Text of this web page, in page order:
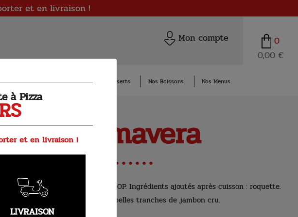
et en livraison !
Mon compte
0
0,00 €
Gratinées Nos Salades Nos Desserts Nos Boissons Nos Menus
à Pizza
et en livraison !
LIVRAISON
Primavera
fraîche, mozzarella di Bufala DOP. Ingrédients ajoutés après cuisson : roquette.
tomates marinées. belles tranches de jambon cru.